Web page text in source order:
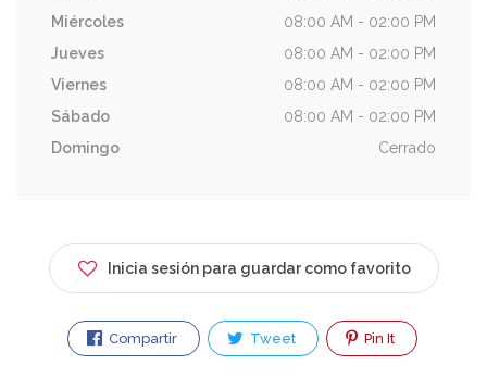
Miércoles
08:00 AM - 02:00 PM
Jueves
08:00 AM - 02:00 PM
Viernes
08:00 AM - 02:00 PM
Sábado
08:00 AM - 02:00 PM
Domingo
Cerrado
Inicia sesión para guardar como favorito
Compartir Tweet Pin It